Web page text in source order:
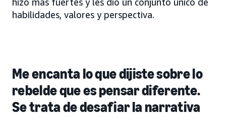
habilidades, valores y perspectiva.
Me encanta lo que dijiste sobre lo
rebelde que es pensar diferente.
Se trata de desafiar la narrativa